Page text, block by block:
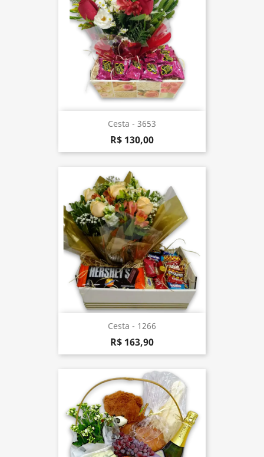
Cesta - 3653
R$ 130,00
Cesta - 1266
R$ 163,90